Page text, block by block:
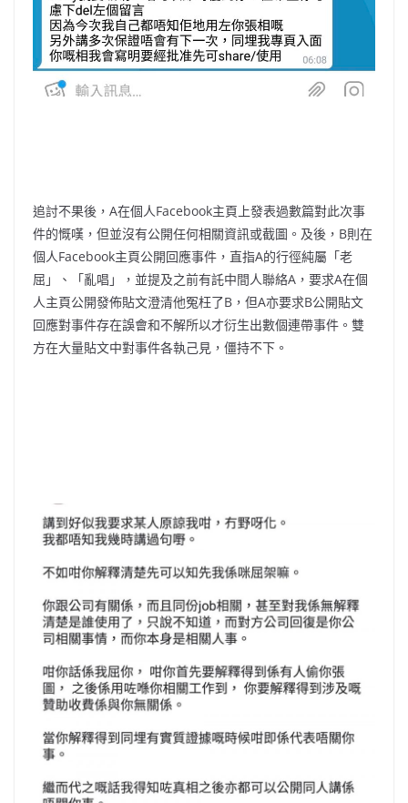
追討不果後，A在個人Facebook主頁上發表過數篇對此次事
件的慨嘆，但並沒有公開任何相關資訊或截圖。及後，B則在
個人Facebook主頁公開回應事件，直指A的行徑純屬「老
屈」、「亂唱」，並提及之前有託中間人聯絡A，要求A在個
人主頁公開發佈貼文澄清他冤枉了B，但A亦要求B公開貼文
回應對事件存在誤會和不解所以才衍生出數個連帶事件。雙
方在大量貼文中對事件各執己見，僵持不下。